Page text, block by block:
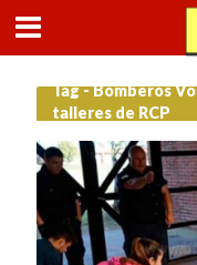
Tag - Bomberos
talleres de RCP